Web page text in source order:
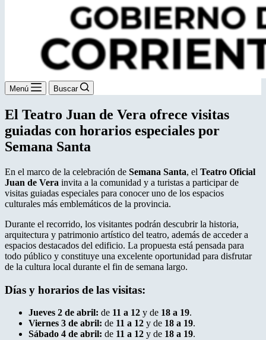
Menú Buscar
El Teatro Juan de Vera ofrece visitas
guiadas con horarios especiales por
Semana Santa
En el marco de la celebración de Semana Santa, el Teatro Oficial
Juan de Vera invita a la comunidad y a turistas a participar de
visitas guiadas especiales para conocer uno de los espacios
culturales más emblemáticos de la provincia.
Durante el recorrido, los visitantes podrán descubrir la historia,
arquitectura y patrimonio artístico del teatro, además de acceder a
espacios destacados del edificio. La propuesta está pensada para
todo público y constituye una excelente oportunidad para disfrutar
de la cultura local durante el fin de semana largo.
Días y horarios de las visitas:
Jueves 2 de abril: de 11 a 12 y de 18 a 19.
Viernes 3 de abril: de 11 a 12 y de 18 a 19.
Sábado 4 de abril: de 11 a 12 y de 18 a 19.